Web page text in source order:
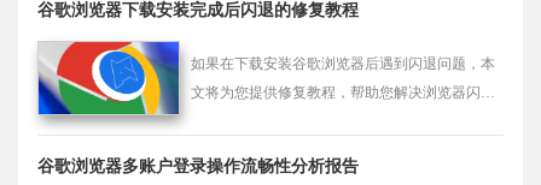
谷歌浏览器下载安装完成后闪退的修复教程
如果在下载安装谷歌浏览器后遇到闪退问题，本
文将为您提供修复教程，帮助您解决浏览器闪退
谷歌浏览器多账户登录操作流畅性分析报告